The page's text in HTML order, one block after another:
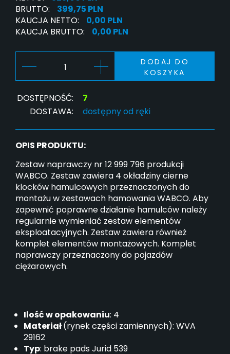
BRUTTO:
399,75 PLN
KAUCJA NETTO:
0,00 PLN
KAUCJA BRUTTO:
0,00 PLN
DODAJ DO
KOSZYKA
DOSTĘPNOŚĆ:
7
DOSTAWA:
dostępny od ręki
OPIS PRODUKTU:
Zestaw naprawczy nr 12 999 796 produkcji
WABCO. Zestaw zawiera 4 okładziny cierne
klocków hamulcowych przeznaczonych do
montażu w zestawach hamowania WABCO. Aby
zapewnić poprawne działanie hamulców należy
regularnie wymieniać zestaw elementów
eksploatacyjnych. Zestaw zawiera również
komplet elementów montażowych. Komplet
naprawczy przeznaczony do pojazdów
ciężarowych.
Ilość w opakowaniu: 4
Materiał(rynek części zamiennych): WVA
29162
Typ: brake pads Jurid 539